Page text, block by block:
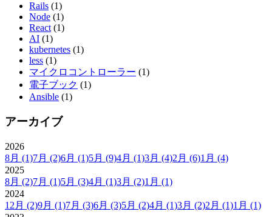
Rails (1)
Node (1)
React (1)
AI (1)
kubernetes (1)
less (1)
マイクロコントローラー (1)
電子ブック (1)
Ansible (1)
アーカイブ
2026
8月 (1)7月 (2)6月 (1)5月 (9)4月 (1)3月 (4)2月 (6)1月 (4)
2025
8月 (2)7月 (1)5月 (3)4月 (1)3月 (2)1月 (1)
2024
12月 (2)9月 (1)7月 (3)6月 (3)5月 (2)4月 (1)3月 (2)2月 (1)1月 (1)